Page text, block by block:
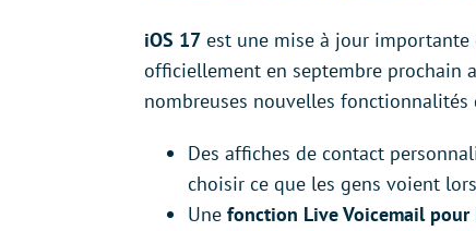
iOS 17 est une mise à jour importante
officiellement en septembre prochain
nombreuses nouvelles
Des affiches de contact
choisir ce que les gens voient
Une fonction Live Voicemail pour